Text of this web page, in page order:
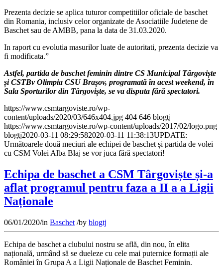
Prezenta decizie se aplica tuturor competitiilor oficiale de baschet
din Romania, inclusiv celor organizate de Asociatiile Judetene de
Baschet sau de AMBB, pana la data de 31.03.2020.
In raport cu evolutia masurilor luate de autoritati, prezenta decizie va
fi modificata.”
Astfel, partida de baschet feminin dintre CS Municipal Târgoviște
și CSTBv Olimpia CSU Brașov, programată în acest weekend, în
Sala Sporturilor din Târgoviște, se va disputa fără spectatori.
https://www.csmtargoviste.ro/wp-
content/uploads/2020/03/646x404.jpg 404 646 blogtj
https://www.csmtargoviste.ro/wp-content/uploads/2017/02/logo.png
blogtj2020-03-11 08:29:582020-03-11 11:38:13UPDATE:
Următoarele două meciuri ale echipei de baschet și partida de volei
cu CSM Volei Alba Blaj se vor juca fără spectatori!
Echipa de baschet a CSM Târgoviște și-a
aflat programul pentru faza a II a a Ligii
Naționale
06/01/2020/in Baschet /by blogtj
Echipa de baschet a clubului nostru se află, din nou, în elita
națională, urmând să se dueleze cu cele mai puternice formații ale
României în Grupa A a Ligii Naționale de Baschet Feminin.